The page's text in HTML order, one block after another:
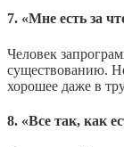
7. «Мне есть за
Человек
существованию.
хорошее даже в
8. «Все так, как